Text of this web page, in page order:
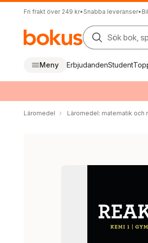
Fri frakt över 249 kr• Snabba leveranser•
Sök bok,
Meny ErbjudandenStudent
Läromedel Läromedel: matematik och